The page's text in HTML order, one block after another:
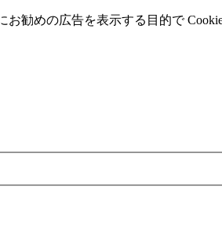
勧めの広告を表⽰する⽬的で